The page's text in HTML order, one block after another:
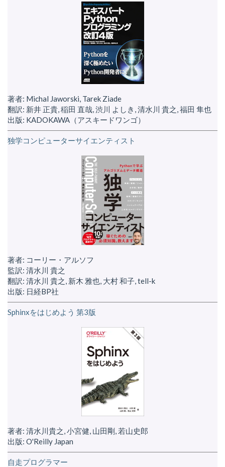
著者: Michal Jaworski, Tarek Ziade
翻訳: 新井 正貴, 稲田 直哉, 渋川 よしき, 清水川 貴之, 福田 隼也
出版: KADOKAWA（アスキードワンゴ）
独学コンピューターサイエンティスト
著者: コーリー・アルソフ
監訳: 清水川 貴之
翻訳: 清水川 貴之, 新木 雅也, 大村 和子, tell-k
出版: 日経BP社
Sphinxをはじめよう 第3版
著者: 清水川貴之, 小宮健, 山田剛, 若山史郎
出版: O'Reilly Japan
自走プログラマー